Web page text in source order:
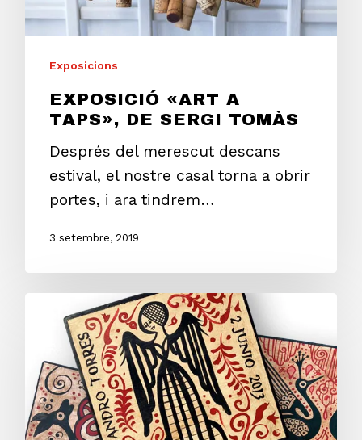
Exposicions
EXPOSICIÓ «ART A
TAPS», DE SERGI TOMÀS
Després del merescut descans
estival, el nostre casal torna a obrir
portes, i ara tindrem…
3 setembre, 2019